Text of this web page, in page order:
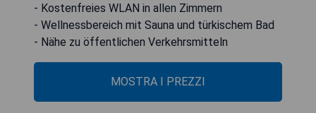
- Kostenfreies WLAN in allen Zimmern
- Wellnessbereich mit Sauna und türkischem Bad
- Nähe zu öffentlichen Verkehrsmitteln
MOSTRA I PREZZI